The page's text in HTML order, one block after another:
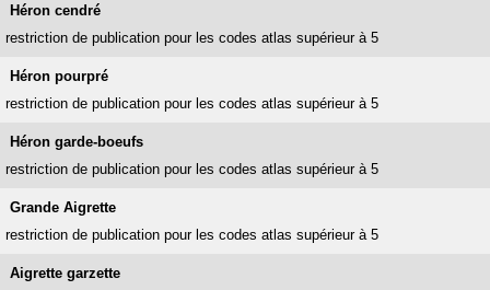
Héron cendré
restriction de publication pour les codes atlas supérieur à 5
Héron pourpré
restriction de publication pour les codes atlas supérieur à 5
Héron garde-boeufs
restriction de publication pour les codes atlas supérieur à 5
Grande Aigrette
restriction de publication pour les codes atlas supérieur à 5
Aigrette garzette